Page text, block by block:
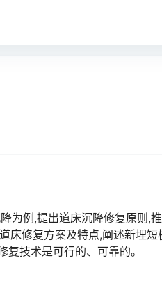
为例,提出道床沉降修复原则,
床修复方案及特点,阐述新埋短
技术是可行的、可靠的。󠅅󠅃󠄵󠅂󠄪󠇖󠆨󠆨󠇕󠆞󠆒󠅬󠇘󠆭󠆘󠇙󠆝󠅵󠇗󠆭󠆁󠄐󠇗󠅹󠅸󠇖󠆍󠅳󠇖󠅹󠅰󠇖󠆌󠅹